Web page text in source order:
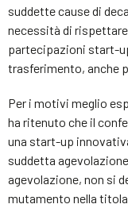
suddette cause di
necessità di
partecipazioni start-
trasferimento, anche
Per i motivi meglio
ha ritenuto che il
una start-up
suddetta
agevolazione, non si
mutamento nella